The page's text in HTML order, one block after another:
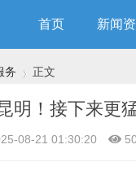
首页 新闻
务
›
正文
明！接下来更
08-21 01:30:20